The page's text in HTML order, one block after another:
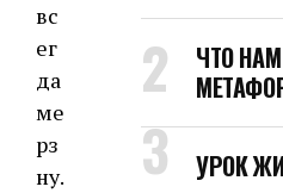
вс
ег
да
ме
рз
ну.
ЧТО
УРОК